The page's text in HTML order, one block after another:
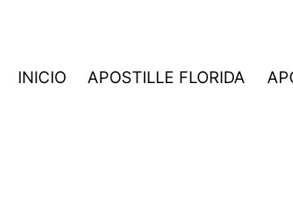
INICIO APOSTILLE FLORIDA